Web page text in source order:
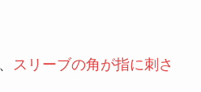
スリーブの角が指に刺さ